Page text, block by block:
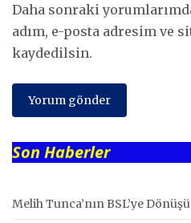
Daha sonraki
adım, e-posta adresim ve
kaydedilsin.
Son Haberler
Melih Tunca’nın BSL’ye